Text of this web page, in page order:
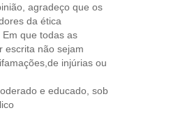
agradeço que os
da ética
que todas as
escrita não sejam
injúrias ou
e educado, sob